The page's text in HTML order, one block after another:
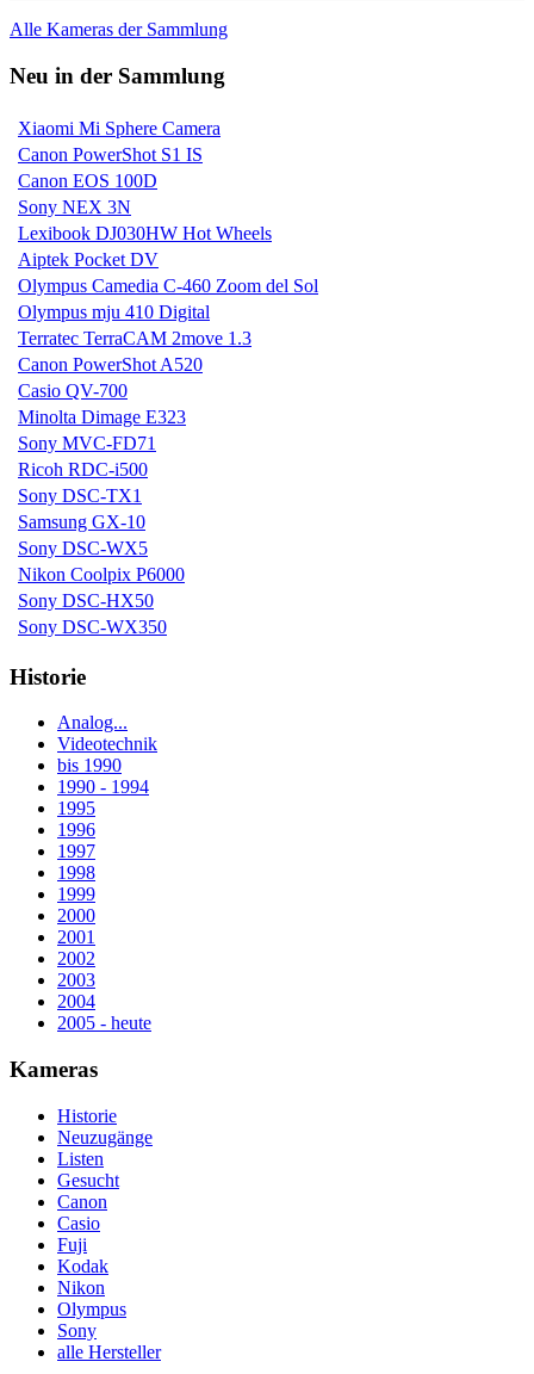
Alle Kameras der Sammlung
Neu in der Sammlung
Xiaomi Mi Sphere Camera
Canon PowerShot S1 IS
Canon EOS 100D
Sony NEX 3N
Lexibook DJ030HW Hot Wheels
Aiptek Pocket DV
Olympus Camedia C-460 Zoom del Sol
Olympus mju 410 Digital
Terratec TerraCAM 2move 1.3
Canon PowerShot A520
Casio QV-700
Minolta Dimage E323
Sony MVC-FD71
Ricoh RDC-i500
Sony DSC-TX1
Samsung GX-10
Sony DSC-WX5
Nikon Coolpix P6000
Sony DSC-HX50
Sony DSC-WX350
Historie
Analog...
Videotechnik
bis 1990
1990 - 1994
1995
1996
1997
1998
1999
2000
2001
2002
2003
2004
2005 - heute
Kameras
Historie
Neuzugänge
Listen
Gesucht
Canon
Casio
Fuji
Kodak
Nikon
Olympus
Sony
alle Hersteller